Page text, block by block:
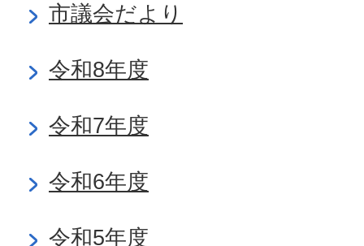
市議会だより
令和8年度
令和7年度
令和6年度
令和5年度